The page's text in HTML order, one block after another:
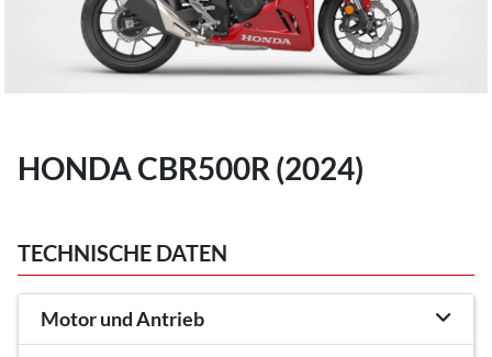
HONDA CBR500R (2024)
TECHNISCHE DATEN
Motor und Antrieb